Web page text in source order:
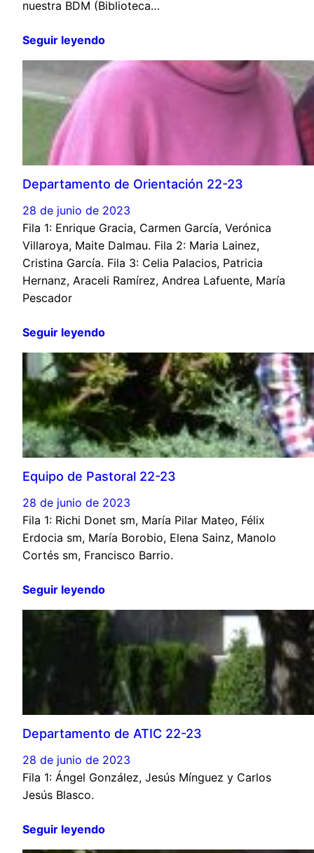
nuestra BDM (Biblioteca…
Seguir leyendo
Departamento de Orientación 22-23
28 de junio de 2023
Fila 1: Enrique Gracia, Carmen García, Verónica
Villaroya, Maite Dalmau. Fila 2: Maria Lainez,
Cristina García. Fila 3: Celia Palacios, Patricia
Hernanz, Araceli Ramírez, Andrea Lafuente, María
Pescador
Seguir leyendo
Equipo de Pastoral 22-23
28 de junio de 2023
Fila 1: Richi Donet sm, María Pilar Mateo, Félix
Erdocia sm, María Borobio, Elena Sainz, Manolo
Cortés sm, Francisco Barrio.
Seguir leyendo
Departamento de ATIC 22-23
28 de junio de 2023
Fila 1: Ángel González, Jesús Mínguez y Carlos
Jesús Blasco.
Seguir leyendo